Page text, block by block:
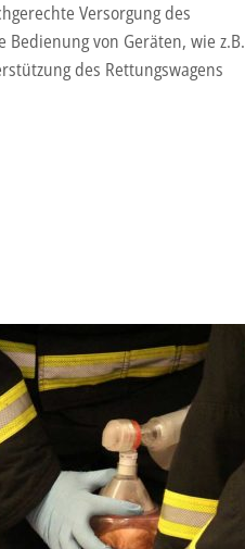
Versorgung des
von Geräten, wie z.B.
des Rettungswagens